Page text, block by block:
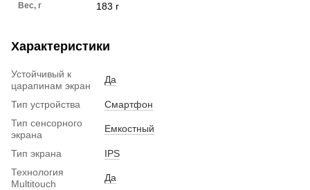
Вес, г 183 г
Характеристики
Устойчивый к
царапинам экран
Да
Тип устройства
Смартфон
Тип сенсорного
экрана
Емкостный
Тип экрана
IPS
Технология
Multitouch
Да